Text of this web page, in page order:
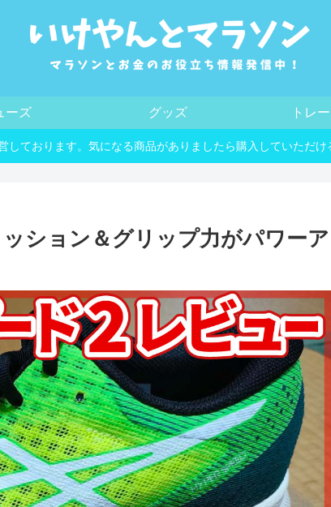
ーズ グッズ トレ
しております。気になる商品がありましたら購入していただけ
ション＆グリップ力がパワーア